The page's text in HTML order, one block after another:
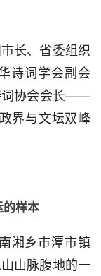
长、省委组织
诗词学会副会
词协会会长——
界与文坛双峰
的样本
湘乡市潭市镇
山脉腹地的一